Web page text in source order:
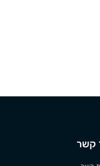
קשר